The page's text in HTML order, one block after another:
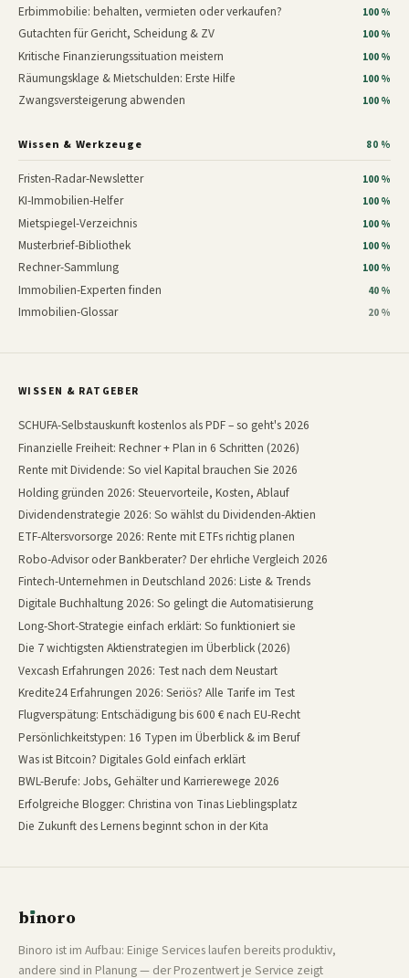
Erbimmobilie: behalten, vermieten oder verkaufen? 100 %
Gutachten für Gericht, Scheidung & ZV 100 %
Kritische Finanzierungssituation meistern 100 %
Räumungsklage & Mietschulden: Erste Hilfe 100 %
Zwangsversteigerung abwenden 100 %
Wissen & Werkzeuge 80 %
Fristen-Radar-Newsletter 100 %
KI-Immobilien-Helfer 100 %
Mietspiegel-Verzeichnis 100 %
Musterbrief-Bibliothek 100 %
Rechner-Sammlung 100 %
Immobilien-Experten finden 40 %
Immobilien-Glossar 20 %
WISSEN & RATGEBER
SCHUFA-Selbstauskunft kostenlos als PDF – so geht's 2026
Finanzielle Freiheit: Rechner + Plan in 6 Schritten (2026)
Rente mit Dividende: So viel Kapital brauchen Sie 2026
Holding gründen 2026: Steuervorteile, Kosten, Ablauf
Dividendenstrategie 2026: So wählst du Dividenden-Aktien
ETF-Altersvorsorge 2026: Rente mit ETFs richtig planen
Robo-Advisor oder Bankberater? Der ehrliche Vergleich 2026
Fintech-Unternehmen in Deutschland 2026: Liste & Trends
Digitale Buchhaltung 2026: So gelingt die Automatisierung
Long-Short-Strategie einfach erklärt: So funktioniert sie
Die 7 wichtigsten Aktienstrategien im Überblick (2026)
Vexcash Erfahrungen 2026: Test nach dem Neustart
Kredite24 Erfahrungen 2026: Seriös? Alle Tarife im Test
Flugverspätung: Entschädigung bis 600 € nach EU-Recht
Persönlichkeitstypen: 16 Typen im Überblick & im Beruf
Was ist Bitcoin? Digitales Gold einfach erklärt
BWL-Berufe: Jobs, Gehälter und Karrierewege 2026
Erfolgreiche Blogger: Christina von Tinas Lieblingsplatz
Die Zukunft des Lernens beginnt schon in der Kita
bınoro
Binoro ist im Aufbau: Einige Services laufen bereits produktiv,
andere sind in Planung — der Prozentwert je Service zeigt